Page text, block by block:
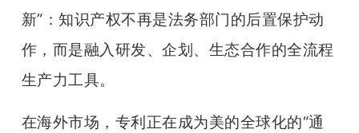
新”：知识产权不再是法务部门的后置保护动
作，而是融入研发、企划、生态合作的全流程
生产力工具。
在海外市场，专利正在成为美的全球化的“通